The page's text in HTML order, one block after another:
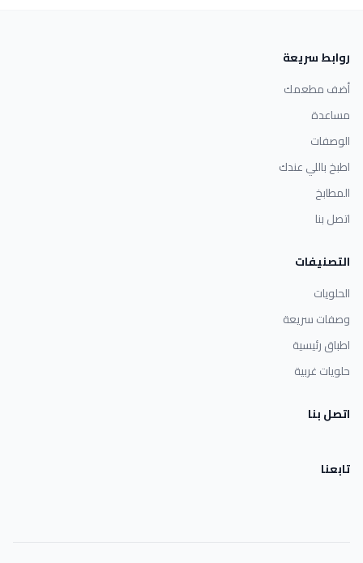
روابط سريعة
أضف مطعمك
مساعدة
الوصفات
اطبخ باللي عندك
المطابخ
اتصل بنا
التصنيفات
الحلويات
وصفات سريعة
اطباق رئيسية
حلويات غربية
اتصل بنا
تابعنا